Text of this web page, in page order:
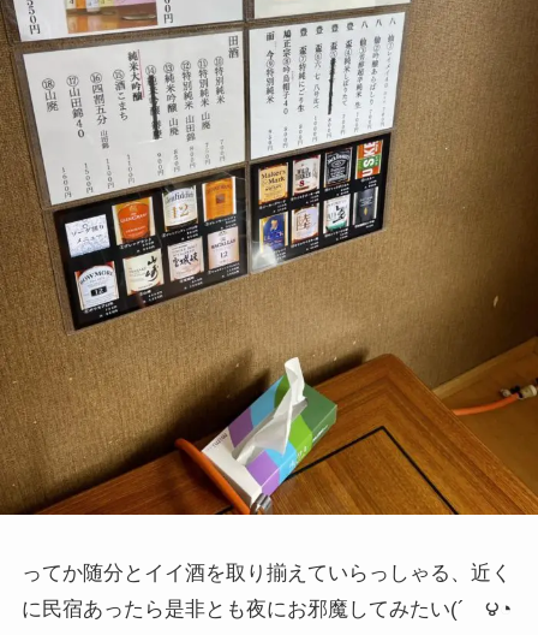
ってか随分とイイ酒を取り揃えていらっしゃる、近く
に民宿あったら是非とも夜にお邪魔してみたい(´ゝ౪◔